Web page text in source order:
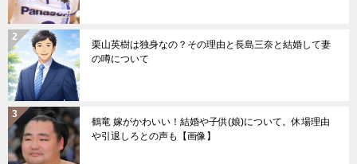
栗山英樹は独身なの？その理由と長島三奈と結婚して妻
の噂について
鶴竜 嫁がかわいい！結婚や子供(娘)について。休場理由
や引退しろとの声も【画像】